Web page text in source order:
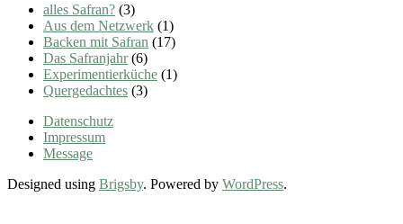
alles Safran? (3)
Aus dem Netzwerk (1)
Backen mit Safran (17)
Das Safranjahr(6)
Experimentierküche (1)
Quergedachtes (3)
Datenschutz
Impressum
Message
Designed using Brigsby. Powered by WordPress.